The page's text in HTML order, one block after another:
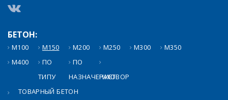
БЕТОН:
М100 М150 М200 М250 М300
М350
М400
ПО
ТИПУ
ПО
НАЗНАЧЕНИЮ
РАСТВОР
ТОВАРНЫЙ БЕТОН